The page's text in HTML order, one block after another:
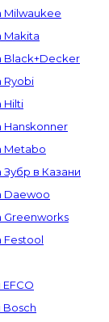
Milwaukee
Makita
Black+Decker
Ryobi
Hilti
Metabo
в Казани
Daewoo
Greenworks
Festool